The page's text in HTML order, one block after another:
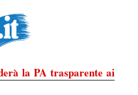
la PA trasparente ai